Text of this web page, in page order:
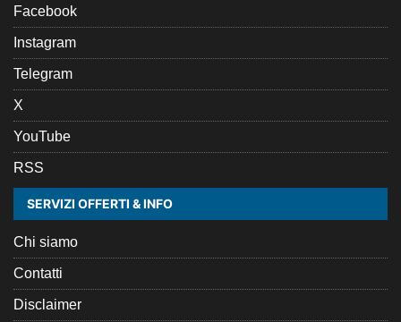
Facebook
Instagram
Telegram
X
YouTube
RSS
SERVIZI OFFERTI & INFO
Chi siamo
Contatti
Disclaimer